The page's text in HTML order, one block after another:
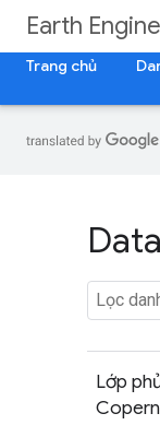
Earth
Trang chủ
Lớp